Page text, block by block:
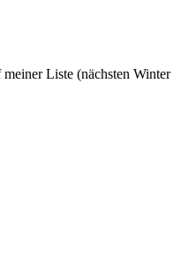
Liste (nächsten Winter